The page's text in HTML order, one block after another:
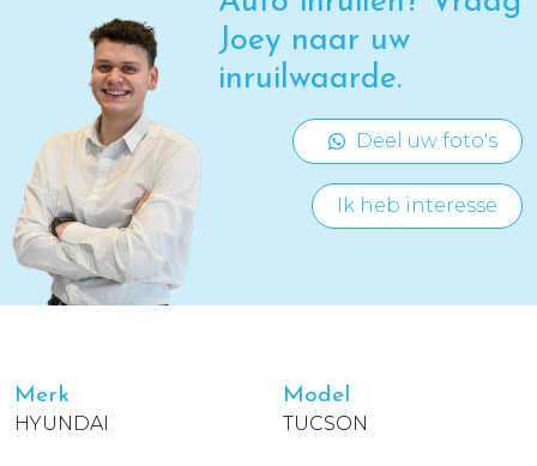
Joey naar uw
inruilwaarde.
Deel uw foto's
Ik heb interesse
Merk
HYUNDAI
Model
TUCSON